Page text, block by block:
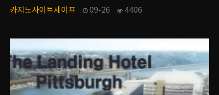
카지노사이트세이프
09-26 4406